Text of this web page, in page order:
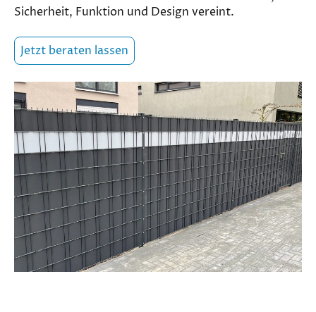
Sicherheit, Funktion und Design vereint.
Jetzt beraten lassen